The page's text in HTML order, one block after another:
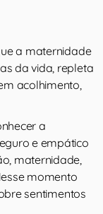
a maternidade
da vida, repleta
acolhimento,
a
e empático
maternidade,
momento
sentimentos